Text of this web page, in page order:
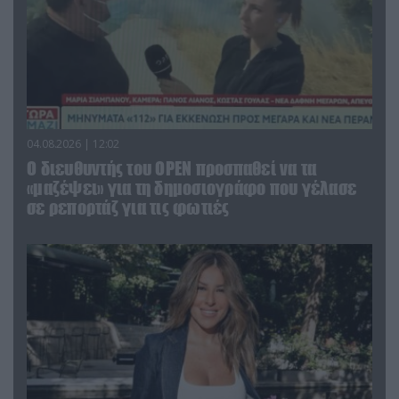
04.08.2026 | 12:02
O διευθυντής του OPEN προσπαθεί να τα
«μαζέψει» για τη δημοσιογράφο που γέλασε
σε ρεπορτάζ για τις φωτιές